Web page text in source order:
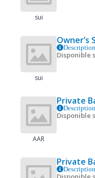
sui
sui
Owner’s
Description
Disponible
AAR
Private
Description
Disponible
Private
Description